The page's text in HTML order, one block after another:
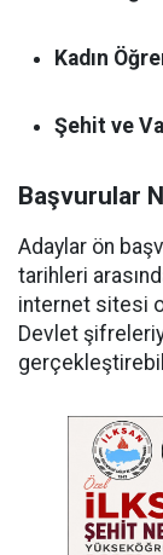
Kadın
Şehit ve
Başvurular
Adaylar ön
tarihleri
internet sitesi
Devlet